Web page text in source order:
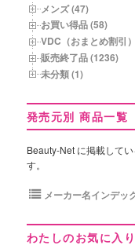
メンズ (47)
お買い得品 (58)
VDC（おまとめ割引
販売終了品 (1236)
未分類 (1)
発売元別 商品一覧
Beauty-Net に掲載して
す。
メーカー名インデッ
わたしのお気に入り